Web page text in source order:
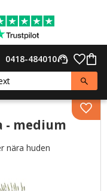
support_agent
0418-484010
- medium
nära huden